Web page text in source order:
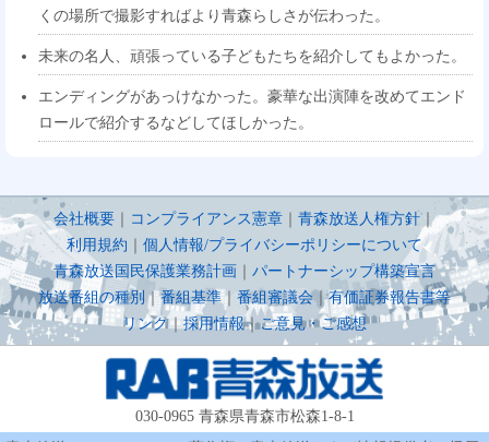
くの場所で撮影すればより青森らしさが伝わった。
未来の名人、頑張っている子どもたちを紹介してもよかった。
エンディングがあっけなかった。豪華な出演陣を改めてエンド
ロールで紹介するなどしてほしかった。
会社概要 コンプライアンス憲章 青森放送人権方針｜
利用規約
個人情報/プライバシーポリシーについて
青森放送国民保護業務計画
パートナーシップ構築宣言
放送番組の種別 ｜番組基準 ｜ 番組審議会｜有価証券報告書等
リンク｜ 採用情報｜ご意見・ご感想
030-0965 青森県青森市松森1-8-1